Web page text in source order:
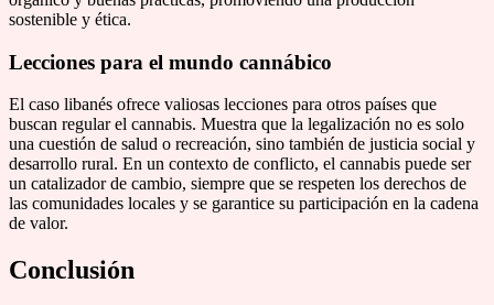
sostenible y ética.
Lecciones para el mundo cannábico
El caso libanés ofrece valiosas lecciones para otros países que
buscan regular el cannabis. Muestra que la legalización no es solo
una cuestión de salud o recreación, sino también de justicia social y
desarrollo rural. En un contexto de conflicto, el cannabis puede ser
un catalizador de cambio, siempre que se respeten los derechos de
las comunidades locales y se garantice su participación en la cadena
de valor.
Conclusión